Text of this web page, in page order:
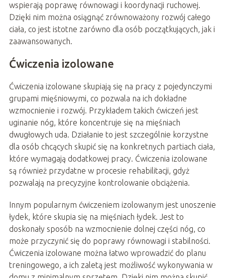
wspierają poprawę równowagi i koordynacji ruchowej.
Dzięki nim można osiągnąć zrównoważony rozwój całego
ciała, co jest istotne zarówno dla osób początkujących, jak i
zaawansowanych.
Ćwiczenia izolowane
Ćwiczenia izolowane skupiają się na pracy z pojedynczymi
grupami mięśniowymi, co pozwala na ich dokładne
wzmocnienie i rozwój. Przykładem takich ćwiczeń jest
uginanie nóg, które koncentruje się na mięśniach
dwugłowych uda. Działanie to jest szczególnie korzystne
dla osób chcących skupić się na konkretnych partiach ciała,
które wymagają dodatkowej pracy. Ćwiczenia izolowane
są również przydatne w procesie rehabilitacji, gdyż
pozwalają na precyzyjne kontrolowanie obciążenia.
Innym popularnym ćwiczeniem izolowanym jest unoszenie
łydek, które skupia się na mięśniach łydek. Jest to
doskonały sposób na wzmocnienie dolnej części nóg, co
może przyczynić się do poprawy równowagi i stabilności.
Ćwiczenia izolowane można łatwo wprowadzić do planu
treningowego, a ich zaletą jest możliwość wykonywania w